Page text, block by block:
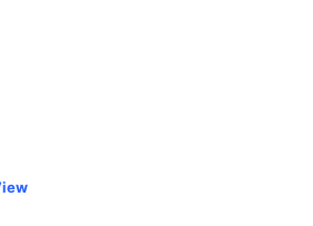
do BTC aponta alta de